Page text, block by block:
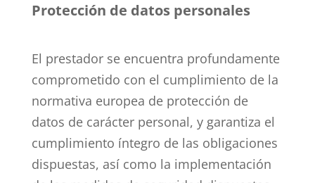
Protección de datos personales
El prestador se encuentra profundamente
comprometido con el cumplimiento de la
normativa europea de protección de
datos de carácter personal, y garantiza el
cumplimiento íntegro de las obligaciones
dispuestas, así como la implementación